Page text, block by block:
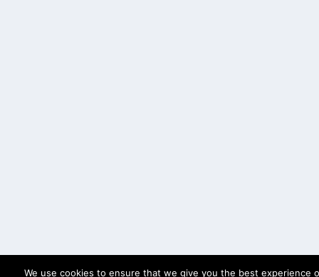
We use cookies to ensure that we give you the best